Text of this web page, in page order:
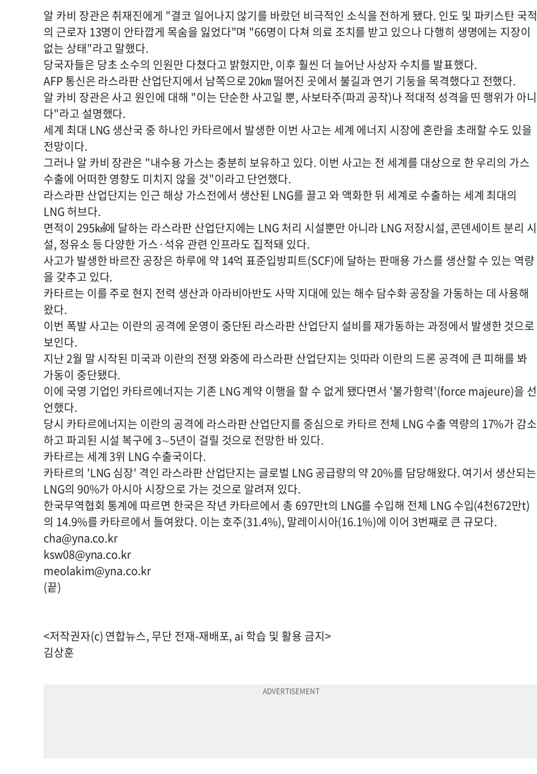
알 카비 장관은 취재진에게 "결코 일어나지 않기를 바랐던 비극적인 소식을 전하게 됐다. 인도 및 파키스탄 국적
의 근로자 13명이 안타깝게 목숨을 잃었다"며 "66명이 다쳐 의료 조치를 받고 있으나 다행히 생명에는 지장이
없는 상태"라고 말했다.
당국자들은 당초 소수의 인원만 다쳤다고 밝혔지만, 이후 훨씬 더 늘어난 사상자 수치를 발표했다.
AFP 통신은 라스라판 산업단지에서 남쪽으로 20㎞ 떨어진 곳에서 불길과 연기 기둥을 목격했다고 전했다.
알 카비 장관은 사고 원인에 대해 "이는 단순한 사고일 뿐, 사보타주(파괴 공작)나 적대적 성격을 띤 행위가 아니
다"라고 설명했다.
세계 최대 LNG 생산국 중 하나인 카타르에서 발생한 이번 사고는 세계 에너지 시장에 혼란을 초래할 수도 있을
전망이다.
그러나 알 카비 장관은 "내수용 가스는 충분히 보유하고 있다. 이번 사고는 전 세계를 대상으로 한 우리의 가스
수출에 어떠한 영향도 미치지 않을 것"이라고 단언했다.
라스라판 산업단지는 인근 해상 가스전에서 생산된 LNG를 끌고 와 액화한 뒤 세계로 수출하는 세계 최대의
LNG 허브다.
면적이 295㎢에 달하는 라스라판 산업단지에는 LNG 처리 시설뿐만 아니라 LNG 저장시설, 콘덴세이트 분리 시
설, 정유소 등 다양한 가스·석유 관련 인프라도 집적돼 있다.
사고가 발생한 바르잔 공장은 하루에 약 14억 표준입방피트(SCF)에 달하는 판매용 가스를 생산할 수 있는 역량
을 갖추고 있다.
카타르는 이를 주로 현지 전력 생산과 아라비아반도 사막 지대에 있는 해수 담수화 공장을 가동하는 데 사용해
왔다.
이번 폭발 사고는 이란의 공격에 운영이 중단된 라스라판 산업단지 설비를 재가동하는 과정에서 발생한 것으로
보인다.
지난 2월 말 시작된 미국과 이란의 전쟁 와중에 라스라판 산업단지는 잇따라 이란의 드론 공격에 큰 피해를 봐
가동이 중단됐다.
이에 국영 기업인 카타르에너지는 기존 LNG 계약 이행을 할 수 없게 됐다면서 '불가항력'(force majeure)을 선
언했다.
당시 카타르에너지는 이란의 공격에 라스라판 산업단지를 중심으로 카타르 전체 LNG 수출 역량의 17%가 감소
하고 파괴된 시설 복구에 3∼5년이 걸릴 것으로 전망한 바 있다.
카타르는 세계 3위 LNG 수출국이다.
카타르의 'LNG 심장' 격인 라스라판 산업단지는 글로벌 LNG 공급량의 약 20%를 담당해왔다. 여기서 생산되는
LNG의 90%가 아시아 시장으로 가는 것으로 알려져 있다.
한국무역협회 통계에 따르면 한국은 작년 카타르에서 총 697만t의 LNG를 수입해 전체 LNG 수입(4천672만t)
의 14.9%를 카타르에서 들여왔다. 이는 호주(31.4%), 말레이시아(16.1%)에 이어 3번째로 큰 규모다.
cha@yna.co.kr
ksw08@yna.co.kr
meolakim@yna.co.kr
(끝)
<저작권자(c) 연합뉴스, 무단 전재-재배포, ai 학습 및 활용 금지>
김상훈